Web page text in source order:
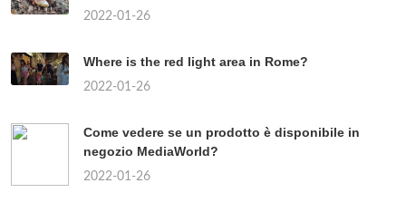
2022-01-26
Where is the red light area in Rome?
2022-01-26
Come vedere se un prodotto è disponibile in
negozio MediaWorld?
2022-01-26